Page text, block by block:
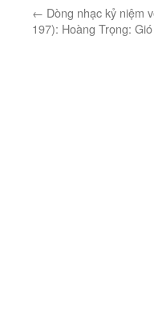
← Dòng nhạc kỷ niệm
197): Hoàng Trọng: